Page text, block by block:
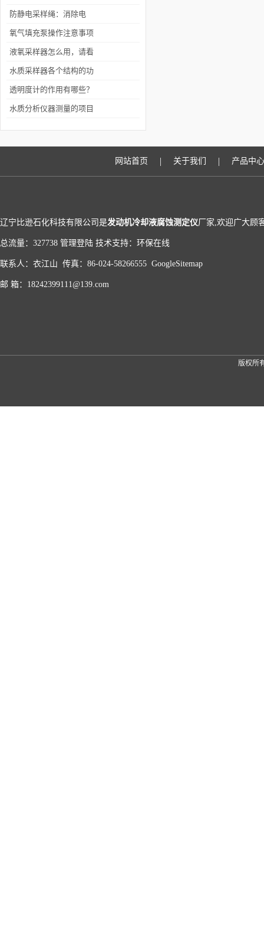
要点
防静电采样绳：消除电
荷，保护科学之旅
氧气填充泵操作注意事项
液氧采样器怎么用，请看
这些步骤
水质采样器各个结构的功
能简单介绍
透明度计的作用有哪些？
水质分析仪器测量的项目
网站首页 | 关于我们 | 产品中心
辽宁比逊石化科技有限公司是发动机冷却液腐蚀测定仪厂家,欢迎广大顾
总流量：327738 管理登陆 技术支持： 环保在线
联系人：衣江山 传真：86-024-58266555 GoogleSitemap
邮 箱：18242399111@139.com
版权所